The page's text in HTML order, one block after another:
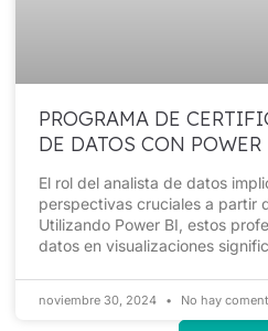
PROGRAMA DE
DE DATOS CON
El rol del analista de datos
perspectivas cruciales a partir
Utilizando Power BI, estos
datos en visualizaciones
noviembre 30, 2024 No hay